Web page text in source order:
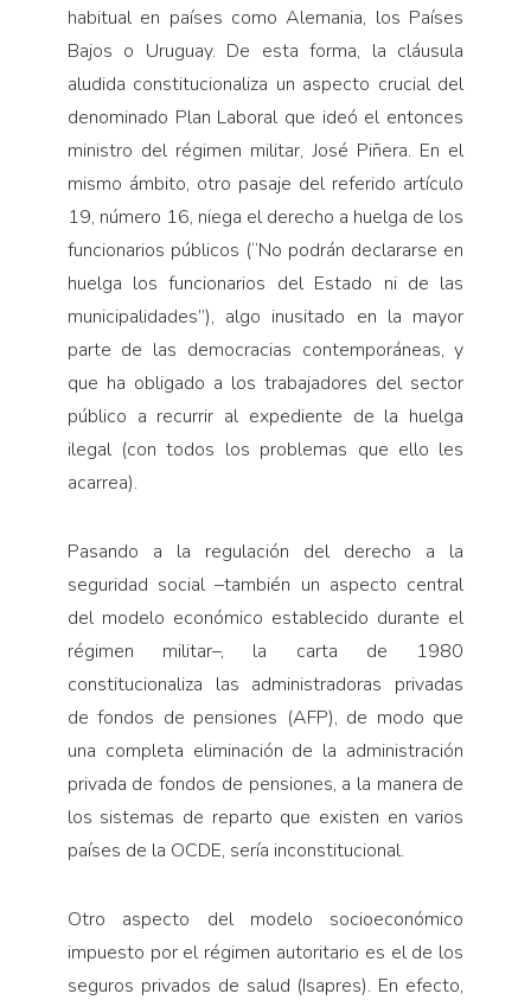
habitual en países como Alemania, los Países
Bajos o Uruguay. De esta forma, la cláusula
aludida constitucionaliza un aspecto crucial del
denominado Plan Laboral que ideó el entonces
ministro del régimen militar, José Piñera. En el
mismo ámbito, otro pasaje del referido artículo
19, número 16, niega el derecho a huelga de los
funcionarios públicos (“No podrán declararse en
huelga los funcionarios del Estado ni de las
municipalidades”), algo inusitado en la mayor
parte de las democracias contemporáneas, y
que ha obligado a los trabajadores del sector
público a recurrir al expediente de la huelga
ilegal (con todos los problemas que ello les
acarrea).
Pasando a la regulación del derecho a la
seguridad social –también un aspecto central
del modelo económico establecido durante el
régimen militar–, la carta de 1980
constitucionaliza las administradoras privadas
de fondos de pensiones (AFP), de modo que
una completa eliminación de la administración
privada de fondos de pensiones, a la manera de
los sistemas de reparto que existen en varios
países de la OCDE, sería inconstitucional.
Otro aspecto del modelo socioeconómico
impuesto por el régimen autoritario es el de los
seguros privados de salud (Isapres). En efecto,